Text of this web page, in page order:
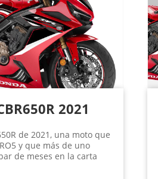
2021
de 2021, una moto que
y que más de uno
de meses en la carta